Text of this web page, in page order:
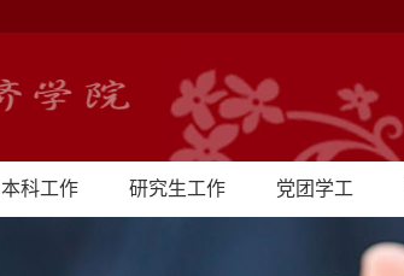
本科工作 研究生工作 党团学工